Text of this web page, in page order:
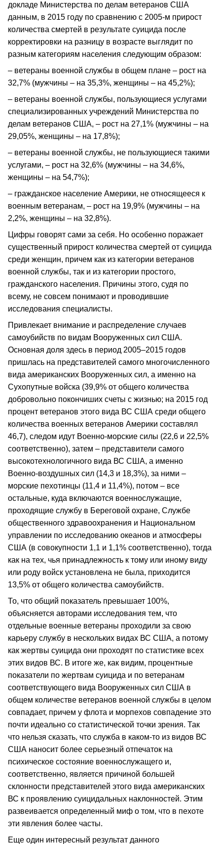
докладе Министерства по делам ветеранов США
данным, в 2015 году по сравнению с 2005-м прирост
количества смертей в результате суицида после
корректировки на разницу в возрасте выглядит по
разным категориям населения следующим образом:
– ветераны военной службы в общем плане – рост на
32,7% (мужчины – на 35,3%, женщины – на 45,2%);
– ветераны военной службы, пользующиеся услугами
специализированных учреждений Министерства по
делам ветеранов США, – рост на 27,1% (мужчины – на
29,05%, женщины – на 17,8%);
– ветераны военной службы, не пользующиеся такими
услугами, – рост на 32,6% (мужчины – на 34,6%,
женщины – на 54,7%);
– гражданское население Америки, не относящееся к
военным ветеранам, – рост на 19,9% (мужчины – на
2,2%, женщины – на 32,8%).
Цифры говорят сами за себя. Но особенно поражает
существенный прирост количества смертей от суицида
среди женщин, причем как из категории ветеранов
военной службы, так и из категории простого,
гражданского населения. Причины этого, судя по
всему, не совсем понимают и проводившие
исследования специалисты.
Привлекает внимание и распределение случаев
самоубийств по видам Вооруженных сил США.
Основная доля здесь в период 2005–2015 годов
пришлась на представителей самого многочисленного
вида американских Вооруженных сил, а именно на
Сухопутные войска (39,9% от общего количества
добровольно покончиших счеты с жизнью; на 2015 год
процент ветеранов этого вида ВС США среди общего
количества военных ветеранов Америки составлял
46,7), следом идут Военно-морские силы (22,6 и 22,5%
соответственно), затем – представители самого
высокотехнологичного вида ВС США, а именно
Военно-воздушных сил (14,3 и 18,3%), за ними –
морские пехотинцы (11,4 и 11,4%), потом – все
остальные, куда включаются военнослужащие,
проходящие службу в Береговой охране, Службе
общественного здравоохранения и Национальном
управлении по исследованию океанов и атмосферы
США (в совокупности 1,1 и 1,1% соответственно), тогда
как на тех, чья принадлежность к тому или иному виду
или роду войск установлена не была, приходится
13,5% от общего количества самоубийств.
То, что общий показатель превышает 100%,
объясняется авторами исследования тем, что
отдельные военные ветераны проходили за свою
карьеру службу в нескольких видах ВС США, а потому
как жертвы суицида они проходят по статистике всех
этих видов ВС. В итоге же, как видим, процентные
показатели по жертвам суицида и по ветеранам
соответствующего вида Вооруженных сил США в
общем количестве ветеранов военной службы в целом
совпадает, причем у флота и морпехов совпадение это
почти идеально со статистической точки зрения. Так
что нельзя сказать, что служба в каком-то из видов ВС
США наносит более серьезный отпечаток на
психическое состояние военнослужащего и,
соответственно, является причиной большей
склонности представителей этого вида американских
ВС к проявлению суицидальных наклонностей. Этим
развеивается определенный миф о том, что в пехоте
эти явления более часты.
Еще один интересный результат данного